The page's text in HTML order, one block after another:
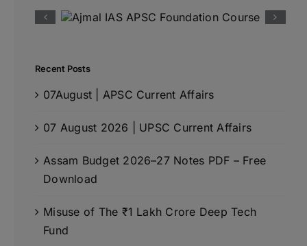
Recent Posts
07August | APSC Current Affairs
07 August 2026 | UPSC Current Affairs
Assam Budget 2026–27 Notes PDF – Free
Download
Misuse of The ₹1 Lakh Crore Deep Tech
Fund